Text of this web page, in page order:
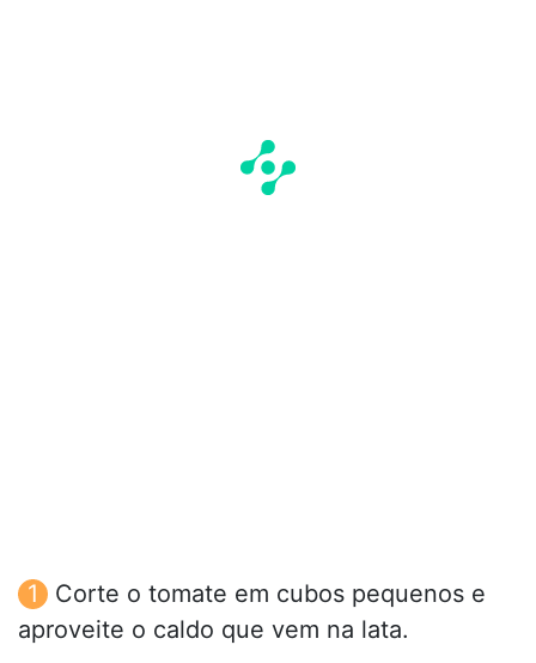
Corte o tomate em cubos pequenos e
aproveite o caldo que vem na lata.